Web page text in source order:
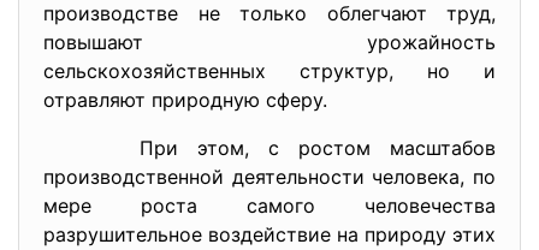
производстве не только облегчают труд,
повышают урожайность
сельскохозяйственных структур, но и
отравляют природную сферу.
При этом, с ростом масштабов
производственной деятельности человека, по
мере роста самого человечества
разрушительное воздействие на природу этих